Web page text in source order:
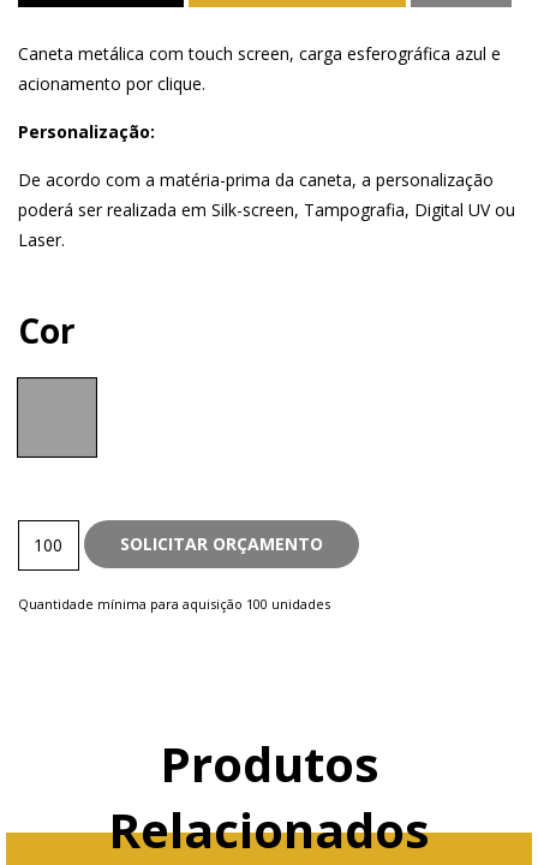
Caneta metálica com touch screen, carga esferográfica azul e
acionamento por clique.
Personalização:
De acordo com a matéria-prima da caneta, a personalização
poderá ser realizada em Silk-screen, Tampografia, Digital UV ou
Laser.
Cor
quantity
SOLICITAR ORÇAMENTO
Quantidade mínima para aquisição 100 unidades
Produtos
Relacionados